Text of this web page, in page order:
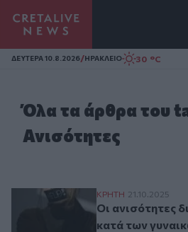
Homepage
ΔΕΥΤΕΡΑ 10.8.2026/ΗΡΑΚΛΕΙΟ 30 °C
Όλα τα άρθρα του
Ανισότητες
Οι ανισότητες
ΚΡΗΤΗ 21.10.2025
Οι ανισότητες
κατά των